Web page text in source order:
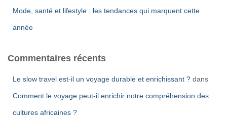
Mode, santé et lifestyle : les tendances qui marquent cette
année
Commentaires récents
Le slow travel est-il un voyage durable et enrichissant ? dans
Comment le voyage peut-il enrichir notre compréhension des
cultures africaines ?